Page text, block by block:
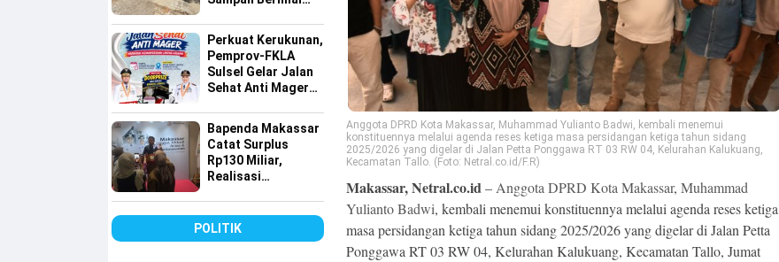
Perkuat Kerukunan,
Pemprov-FKLA
Sulsel Gelar Jalan
Sehat Anti Mager
Lintas Agama
Bapenda Makassar
Catat Surplus
Rp130 Miliar,
Realisasi
POLITIK
Anggota DPRD Kota Makassar, Muhammad Yulianto Badwi, kembali menemui
konstituennya melalui agenda reses ketiga masa persidangan ketiga tahun sidang
2025/2026 yang digelar di Jalan Petta Ponggawa RT 03 RW 04, Kelurahan Kalukuang,
Kecamatan Tallo. (Foto: Netral.co.id/F.R)
Makassar, Netral.co.id–Anggota DPRD Kota Makassar,Muhammad
Yulianto Badwi, kembali menemui konstituennya melalui agenda reses ketiga
masa persidangan ketiga tahun sidang 2025/2026 yang digelar di Jalan Petta
Ponggawa RT 03 RW 04, Kelurahan Kalukuang, Kecamatan Tallo, Jumat